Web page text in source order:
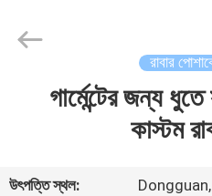
Accessories
Co.,Ltd.
রাবার
গার্মেন্টের জন্য
কাস্টম
উৎপত্তি স্থল:
Dongguan,